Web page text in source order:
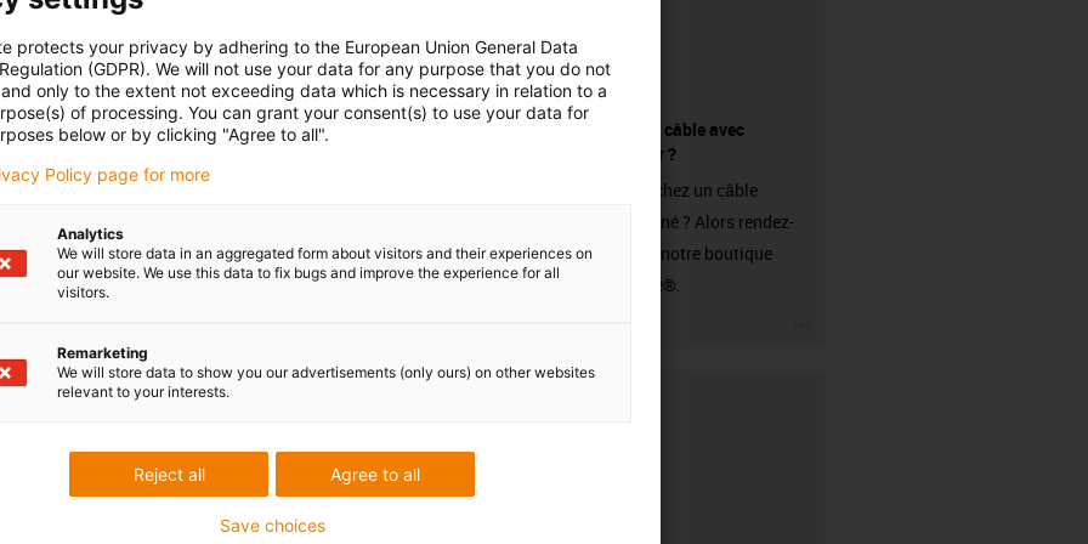
x d] [facteur x d] [facteur x d]
7,5 8,5
5 6
Utilisez la fonction calcul de la durée de vie sur cette
Acheter un câble avec
connecteur ?
Vous cherchez un câble
confectionné ? Alors rendez-
vous dans notre boutique
readycable®.
protects your privacy by adhering to the European Union General Data
(GDPR). We will not use your data for any purpose that you do not
only to the extent not exceeding data which is necessary in relation to a
of processing. You can grant your consent(s) to use your data for
below or by clicking "Agree to all".
Policy page for more
Analytics
We will store data in an aggregated form about visitors and their experiences on
our website. We use this data to fix bugs and improve the experience for all
visitors.
Remarketing
We will store data to show you our advertisements (only ours) on other websites
relevant to your interests.
Agree to all
Reject all
Save choices